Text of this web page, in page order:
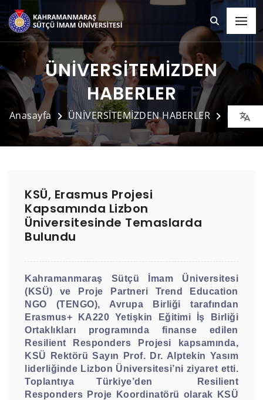
ÜNİVERSİTEMİZDEN
HABERLER
Anasayfa ÜNİVERSİTEMİZDEN HABERLER Detay
KSÜ, Erasmus Projesi
Kapsamında Lizbon
Üniversitesinde Temaslarda
Bulundu
Kahramanmaraş Sütçü İmam Üniversitesi
(KSÜ) ve Proje Partneri Trend Education
NGO (TENGO), Avrupa Birliği tarafından
Erasmus+ KA220 Yetişkin Eğitimi İş Birliği
Ortaklıkları programında finanse edilen
Resilient Responders Projesi kapsamında,
KSÜ Rektörü Sayın Prof. Dr. Alptekin Yasım
liderliğinde Lizbon Üniversitesi’ni ziyaret etti.
Toplantıya Türkiye’den
Resilient
Responders Proje Koordinatörü olarak KSÜ